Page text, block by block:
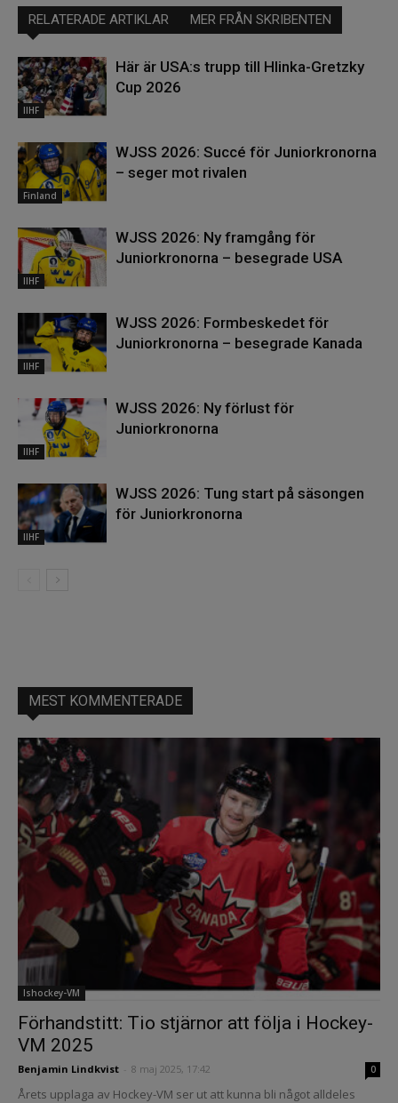
RELATERADE ARTIKLAR MER FRÅN SKRIBENTEN
IIHF
Här är USA:s trupp till Hlinka-Gretzky
Cup 2026
Finland
WJSS 2026: Succé för Juniorkronorna
– seger mot rivalen
IIHF
WJSS 2026: Ny framgång för
Juniorkronorna – besegrade USA
IIHF
WJSS 2026: Formbeskedet för
Juniorkronorna – besegrade Kanada
IIHF
WJSS 2026: Ny förlust för
Juniorkronorna
IIHF
WJSS 2026: Tung start på säsongen
för Juniorkronorna
MEST KOMMENTERADE
Ishockey-VM
Förhandstitt: Tio stjärnor att följa i Hockey-
VM 2025
Benjamin Lindkvist 8 maj 2025, 17:42 0
Årets upplaga av Hockey-VM ser ut att kunna bli något alldeles